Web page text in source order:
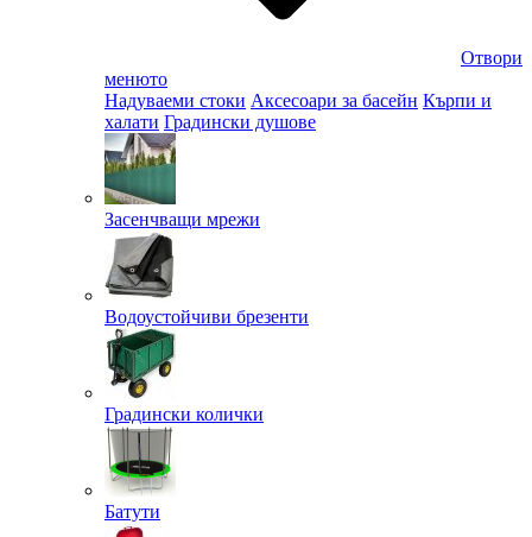
Отвори
менюто
Надуваеми стоки Аксесоари за басейн Кърпи и
халати Градински душове
Засенчващи мрежи
Водоустойчиви брезенти
Градински колички
Батути